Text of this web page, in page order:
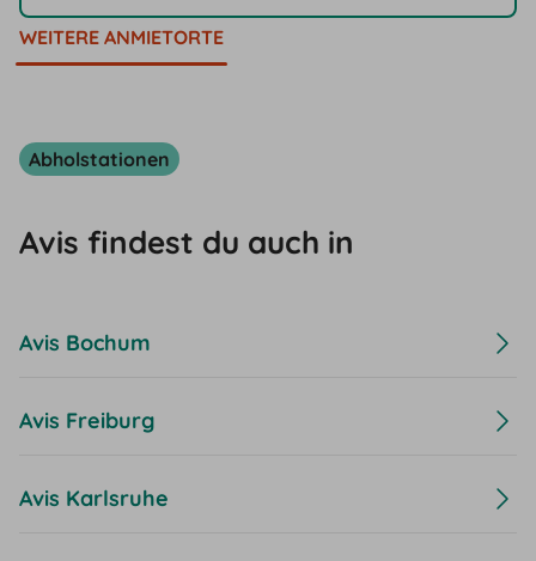
WEITERE ANMIETORTE
Abholstationen
Avis findest du auch in
Avis Bochum
Avis Freiburg
Avis Karlsruhe